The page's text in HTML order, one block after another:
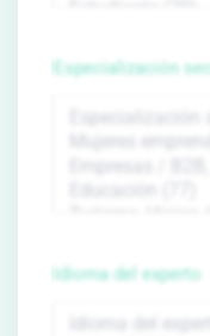
Especialización
Idioma del experto